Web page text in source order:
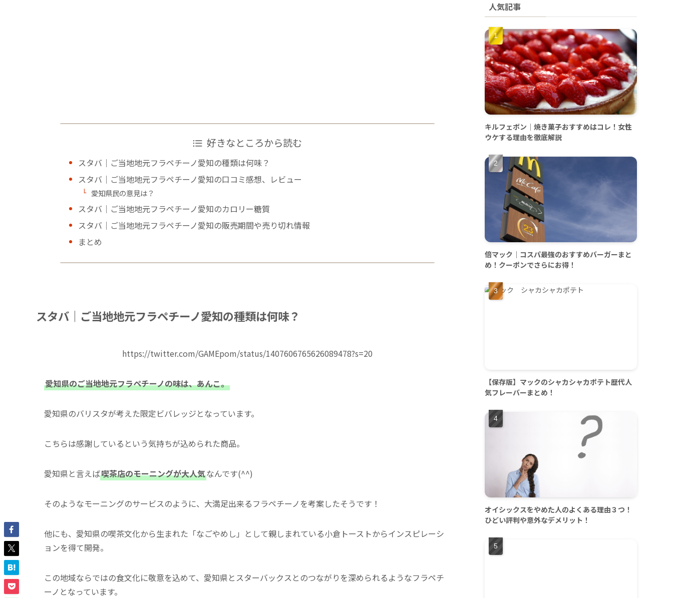
好きなところから読む
スタバ｜ご当地地元フラペチーノ愛知の種類は何味？
スタバ｜ご当地地元フラペチーノ愛知の口コミ感想、レビュー
愛知県民の意見は？
スタバ｜ご当地地元フラペチーノ愛知のカロリー糖質
スタバ｜ご当地地元フラペチーノ愛知の販売期間や売り切れ情報
まとめ
スタバ｜ご当地地元フラペチーノ愛知の種類は何味？
https://twitter.com/GAMEpom/status/1407606765626089478?s=20
愛知県のご当地地元フラペチーノの味は、あんこ。
愛知県のバリスタが考えた限定ビバレッジとなっています。
こちらは感謝しているという気持ちが込められた商品。
愛知県と言えば喫茶店のモーニングが大人気なんです(^^)
そのようなモーニングのサービスのように、大満足出来るフラペチーノを考案したそうです！
他にも、愛知県の喫茶文化から生まれた「なごやめし」として親しまれている小倉トーストからインスピレーシ
ョンを得て開発。
この地域ならではの食文化に敬意を込めて、愛知県とスターバックスとのつながりを深められるようなフラペチ
ーノとなっています。
人気記事
キルフェボン｜焼き菓子おすすめはコレ！女性
ウケする理由を徹底解説
倍マック｜コスパ最強のおすすめバーガーまと
め！クーポンでさらにお得！
【保存版】マックのシャカシャカポテト歴代人
気フレーバーまとめ！
オイシックスをやめた人のよくある理由３つ！
ひどい評判や意外なデメリット！